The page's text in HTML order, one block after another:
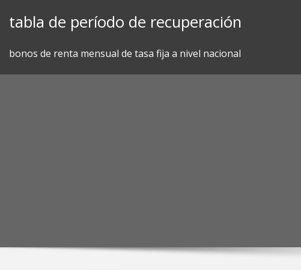
tabla de período de recuperación
bonos de renta mensual de tasa fija a nivel nacional